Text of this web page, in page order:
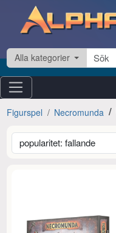
Hoppa till innehåll
Alla kategorier
Figurspel Necromunda